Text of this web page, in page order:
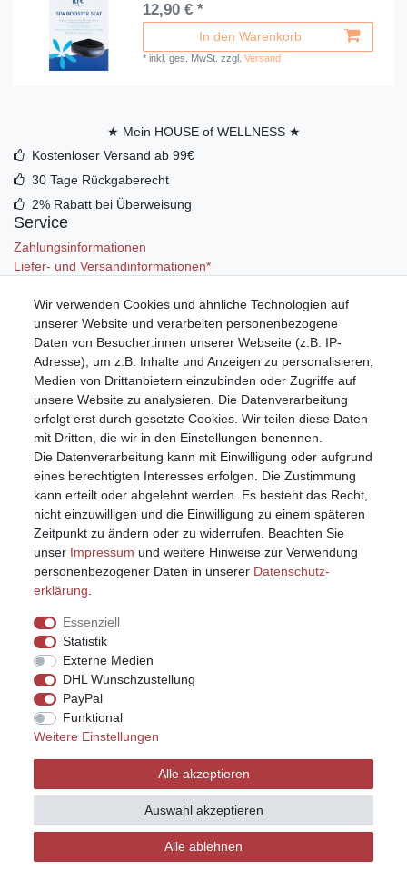
12,90 € *
In den Warenkorb
*inkl. ges. MwSt. zzgl.Versand
★ Mein HOUSE of WELLNESS ★
Kostenloser Versand ab 99€
30 Tage Rückgaberecht
2% Rabatt bei Überweisung
Service
Zahlungsinformationen
Liefer- und Versandinformationen*
Mein Konto
Registrieren
Anmelden (Login)
Warenkorb
Wir verwenden Cookies und ähnliche Technologien auf
unserer Website und verarbeiten personenbezogene
Daten von Besucher:innen unserer Webseite (z.B. IP-
Adresse), um z.B. Inhalte und Anzeigen zu personalisieren,
Medien von Drittanbietern einzubinden oder Zugriffe auf
unsere Website zu analysieren. Die Datenverarbeitung
erfolgt erst durch gesetzte Cookies. Wir teilen diese Daten
mit Dritten, die wir in den Einstellungen benennen.
Die Datenverarbeitung kann mit Einwilligung oder aufgrund
eines berechtigten Interesses erfolgen. Die Zustimmung
kann erteilt oder abgelehnt werden. Es besteht das Recht,
nicht einzuwilligen und die Einwilligung zu einem späteren
Zeitpunkt zu ändern oder zu widerrufen. Beachten Sie
unser Impressum und weitere Hinweise zur Verwendung
personenbezogener Daten in unserer Daten­schutz­
erklärung
Essenziell
Statistik
Externe Medien
DHL Wunschzustellung
PayPal
Funktional
Weitere Einstellungen
Alle akzeptieren
Alle ablehnen
Auswahl akzeptieren
Vertrag widerrufen